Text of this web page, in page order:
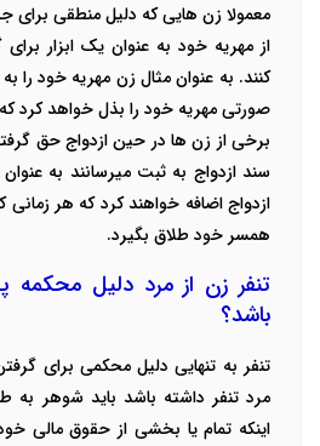
معمولا زن هایی که دلیل منطقی برای
از مهریه خود به عنوان یک ابزار
کنند. به عنوان مثال زن مهریه خود را
صورتی مهریه خود را بذل خواهد کرد
برخی از زن ها در حین ازدواج حق
سند ازدواج به ثبت میرسانند به
ازدواج اضافه خواهند کرد که هر
همسر خود طلاق بگیرد.
تنفر زن از مرد دلیل محکمه
باشد؟
تنفر به تنهایی دلیل محکمی برای
مرد تنفر داشته باشد باید شوهر به
اینکه تمام یا بخشی از حقوق مالی